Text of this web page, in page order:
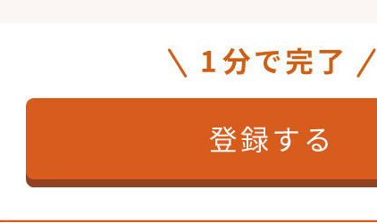
k-kawata@dymwakai.co.jp(担当 : 河田)
http://www.dymwakai.co.jp/index.html